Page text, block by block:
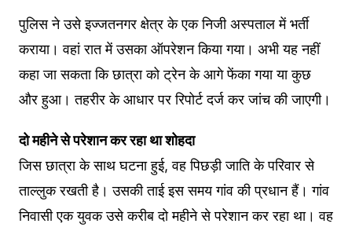
पुलिस ने उसे इज्जतनगर क्षेत्र के एक निजी अस्पताल में भर्ती
कराया। वहां रात में उसका ऑपरेशन किया गया। अभी यह नहीं
कहा जा सकता कि छात्रा को ट्रेन के आगे फेंका गया या कुछ
और हुआ। तहरीर के आधार पर रिपोर्ट दर्ज कर जांच की जाएगी।
दोमहीनेसेपरेशानकररहाथाशोहदा
जिस छात्रा के साथ घटना हुई, वह पिछड़ी जाति के परिवार से
ताल्लुक रखती है। उसकी ताई इस समय गांव की प्रधान हैं। गांव
निवासी एक युवक उसे करीब दो महीने से परेशान कर रहा था। वह